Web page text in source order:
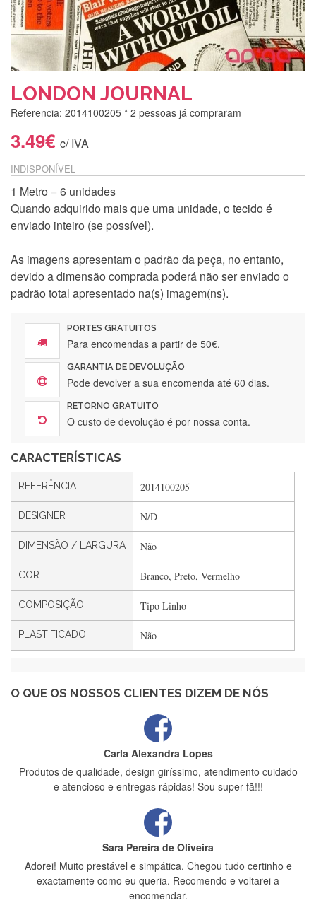
LONDON JOURNAL
Referencia: 2014100205 * 2 pessoas já compraram
3.49€ c/ IVA
INDISPONÍVEL
1 Metro = 6 unidades
Quando adquirido mais que uma unidade, o tecido é
enviado inteiro (se possível).
As imagens apresentam o padrão da peça, no entanto,
devido a dimensão comprada poderá não ser enviado o
padrão total apresentado na(s) imagem(ns).
PORTES GRATUITOS
Para encomendas a partir de 50€.
GARANTIA DE DEVOLUÇÃO
Pode devolver a sua encomenda até 60 dias.
RETORNO GRATUITO
O custo de devolução é por nossa conta.
CARACTERÍSTICAS
REFERÊNCIA 2014100205
DESIGNER N/D
DIMENSÃO / LARGURA Não
COR Branco, Preto, Vermelho
COMPOSIÇÃO Tipo Linho
PLASTIFICADO Não
O QUE OS NOSSOS CLIENTES DIZEM DE NÓS
Encomenda direitinha. Rapidez e segurança. Volto a
encomendar.
Silvia André
Gostei ,Serviço bastante rápido. recomendo
Filipa Freire
Rápido, atendimento 5*. Hoje chegará a segunda encomenda
feita de muitas certamente❤️
estrelas
Carla Alexandra Lopes
Produtos de qualidade, design giríssimo, atendimento cuidado
e atencioso e entregas rápidas! Sou super fã!!!
Sara Pereira de Oliveira
Adorei! Muito prestável e simpática. Chegou tudo certinho e
exactamente como eu queria. Recomendo e voltarei a
encomendar.